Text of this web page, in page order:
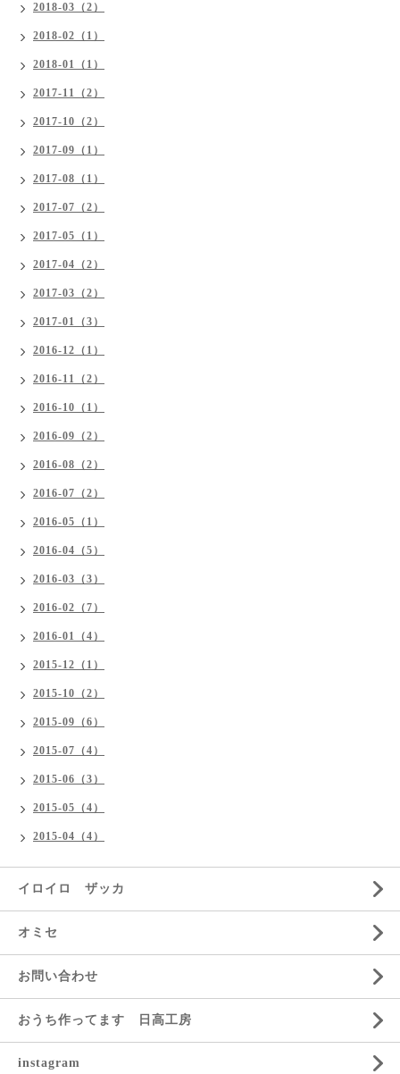
2018-03（2）
2018-02（1）
2018-01（1）
2017-11（2）
2017-10（2）
2017-09（1）
2017-08（1）
2017-07（2）
2017-05（1）
2017-04（2）
2017-03（2）
2017-01（3）
2016-12（1）
2016-11（2）
2016-10（1）
2016-09（2）
2016-08（2）
2016-07（2）
2016-05（1）
2016-04（5）
2016-03（3）
2016-02（7）
2016-01（4）
2015-12（1）
2015-10（2）
2015-09（6）
2015-07（4）
2015-06（3）
2015-05（4）
2015-04（4）
イロイロ ザッカ
オミセ
お問い合わせ
おうち作ってます 日高工房
instagram